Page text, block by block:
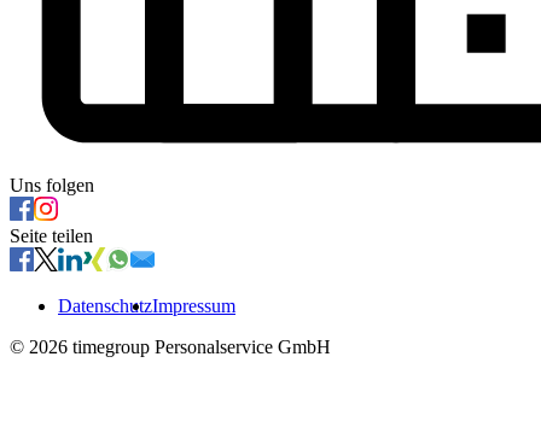
Uns folgen
Seite teilen
DatenschutzImpressum
© 2026 timegroup Personalservice GmbH